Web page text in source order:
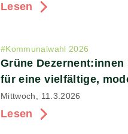
Lesen
#Kommunalwahl 2026
Grüne
für eine vielfältige,
Mittwoch, 11.3.2026
Lesen